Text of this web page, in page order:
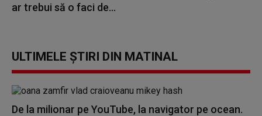
ar trebui să o faci de...
ULTIMELE ȘTIRI DIN MATINAL
De la milionar pe YouTube, la navigator pe ocean.